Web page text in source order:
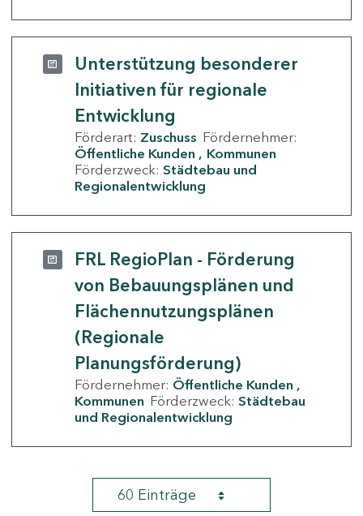
Unterstützung besonderer
Initiativen für regionale
Entwicklung
Förderart: Zuschuss Fördernehmer:
Öffentliche Kunden
Kommunen
Förderzweck: Städtebau und
Regionalentwicklung
FRL RegioPlan - Förderung
von Bebauungsplänen und
Flächennutzungsplänen
(Regionale
Planungsförderung)
Fördernehmer: Öffentliche Kunden
Kommunen Förderzweck: Städtebau
und Regionalentwicklung
60 Einträge